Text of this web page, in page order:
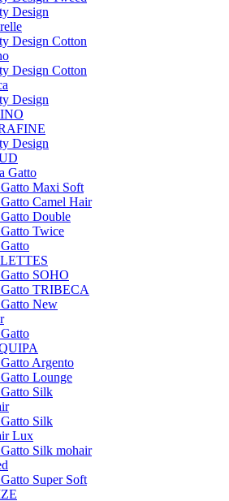
Design
Design Cotton
Design Cotton
Design
Design
Gatto
Maxi Soft
Camel Hair
Double
Twice
SOHO
TRIBECA
New
Argento
Lounge
Silk
Silk
Lux
Silk mohair
Super Soft